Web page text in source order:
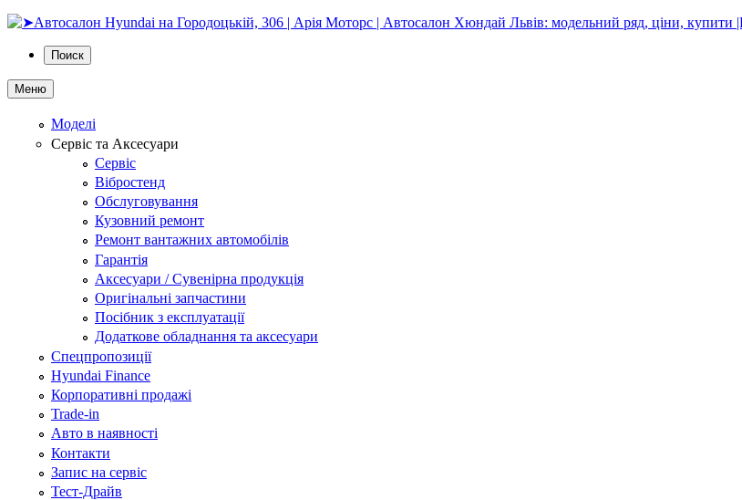
Поиск
Меню
Моделі
Сервіс та Аксесуари
Сервіс
Вібростенд
Обслуговування
Кузовний ремонт
Ремонт вантажних автомобілів
Гарантія
Аксесуари / Сувенірна продукція
Оригінальні запчастини
Посібник з експлуатації
Додаткове обладнання та аксесуари
Спецпропозиції
Hyundai Finance
Корпоративні продажі
Trade-in
Авто в наявності
Контакти
Запис на сервіс
Тест-Драйв